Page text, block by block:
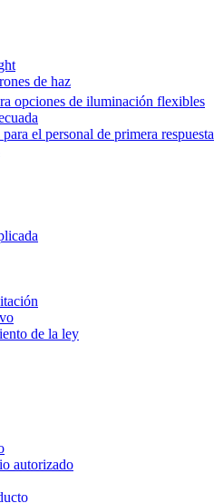
de haz
opciones de iluminación flexibles
el personal de primera respuesta
de la ley
autorizado